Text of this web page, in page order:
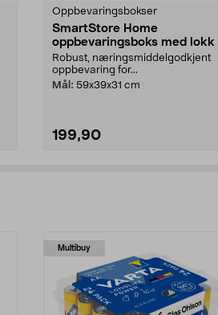
Oppbevaringsbokser
SmartStore Home
oppbevaringsboks med lokk
Robust, næringsmiddelgodkjent
oppbevaring for...
Mål: 59x39x31 cm
199,90
Multibuy